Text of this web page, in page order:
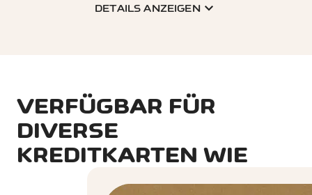
Ersatz-PIN-Code
Deckung von
Factsheet Verlustschutz
DETAILS ANZEIGEN
VERFÜGBAR FÜR
DIVERSE
KREDITKARTEN WIE